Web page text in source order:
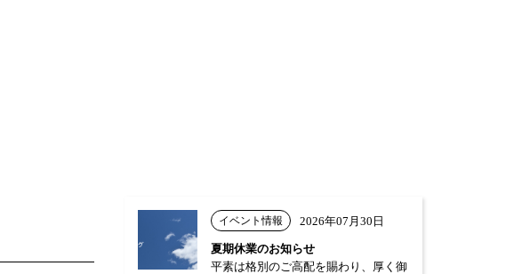
イベント情報 2026年07月30日
夏期休業のお知らせ
平素は格別のご高配を賜わり、厚く御